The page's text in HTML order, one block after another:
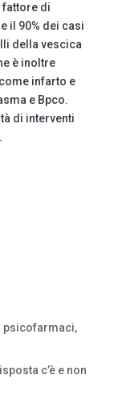
fattore di
il 90% dei casi
della vescica
è inoltre
infarto e
e Bpco.
di interventi
psicofarmaci,
c’è e non